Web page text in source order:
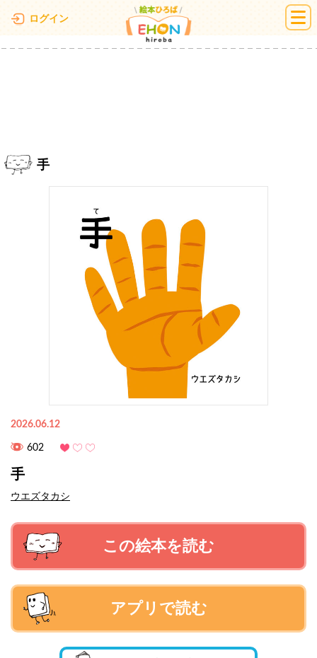
ログイン 絵本ひろば
手
2026.06.12
602
手
ウエズタカシ
この絵本を読む
アプリで読む